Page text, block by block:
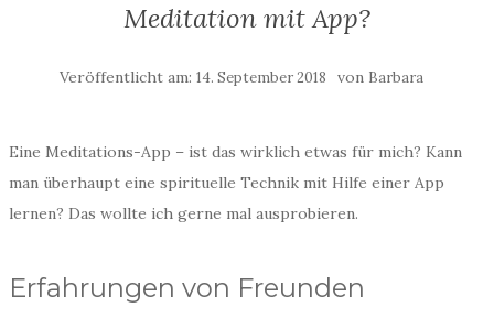
Meditation mit App?
Veröffentlicht am: 14. September 2018 von Barbara
Eine Meditations-App – ist das wirklich etwas für mich? Kann
man überhaupt eine spirituelle Technik mit Hilfe einer App
lernen? Das wollte ich gerne mal ausprobieren.
Erfahrungen von Freunden